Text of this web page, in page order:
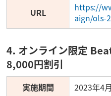
URL
https://
aign/ols-
4. オンライン限定
8,000円割引
実施期間 2023年4